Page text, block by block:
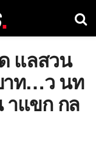
แลสวน
าท…ว นท
าแขก กล